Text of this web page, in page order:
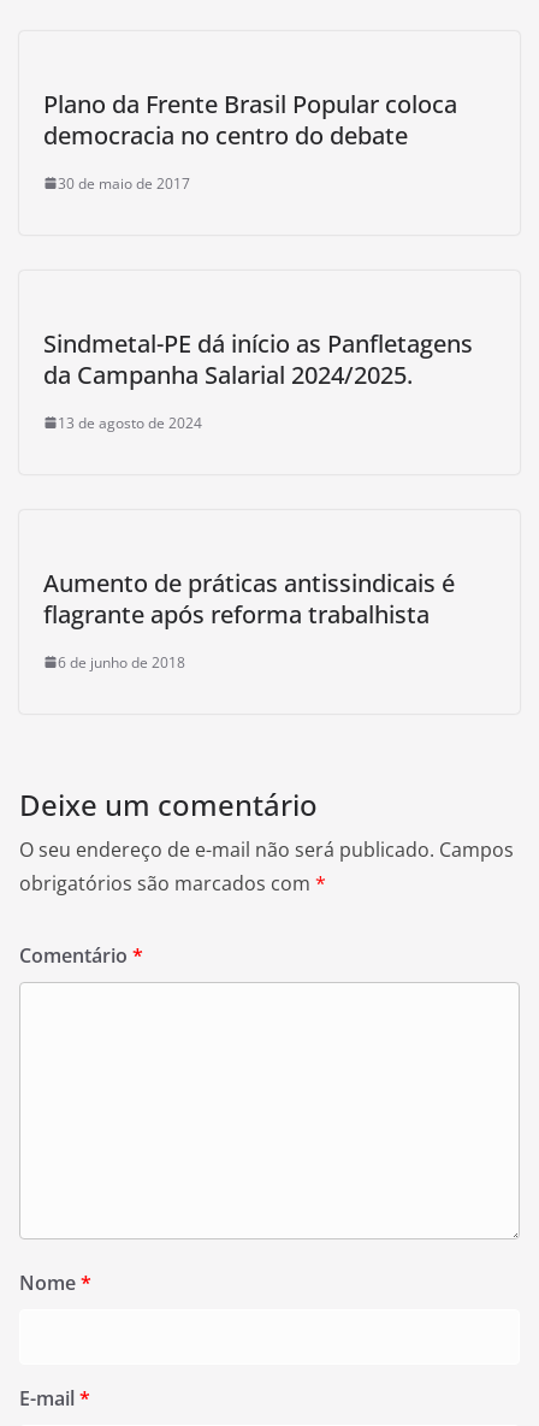
Plano da Frente Brasil Popular coloca
democracia no centro do debate
30 de maio de 2017
Sindmetal-PE dá início as Panfletagens
da Campanha Salarial 2024/2025.
13 de agosto de 2024
Aumento de práticas antissindicais é
flagrante após reforma trabalhista
6 de junho de 2018
Deixe um comentário
O seu endereço de e-mail não será publicado. Campos
obrigatórios são marcados com *
Comentário *
Nome*
E-mail*